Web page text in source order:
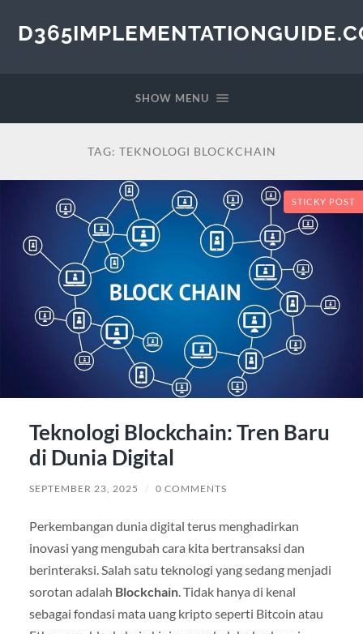
SHOW MENU
TAG: TEKNOLOGI BLOCKCHAIN
STICKY POST
Teknologi Blockchain: Tren Baru
di Dunia Digital
SEPTEMBER 23, 2025 / 0 COMMENTS
Perkembangan dunia digital terus menghadirkan
inovasi yang mengubah cara kita bertransaksi dan
berinteraksi. Salah satu teknologi yang sedang menjadi
sorotan adalah Blockchain. Tidak hanya di kenal
sebagai fondasi mata uang kripto seperti Bitcoin atau